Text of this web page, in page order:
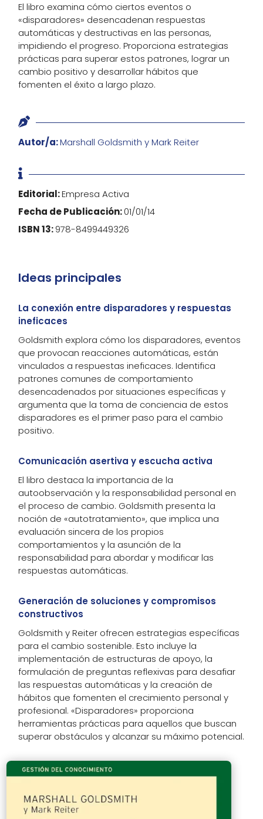
El libro examina cómo ciertos eventos o
«disparadores» desencadenan respuestas
automáticas y destructivas en las personas,
impidiendo el progreso. Proporciona estrategias
prácticas para superar estos patrones, lograr un
cambio positivo y desarrollar hábitos que
fomenten el éxito a largo plazo.

Autor/a:Marshall Goldsmith y Mark Reiter

Editorial:Empresa Activa
Fecha de Publicación:01/01/14
ISBN 13:978-8499449326
Ideas principales
La conexión entre disparadores y respuestas
ineficaces
Goldsmith explora cómo los disparadores, eventos
que provocan reacciones automáticas, están
vinculados a respuestas ineficaces. Identifica
patrones comunes de comportamiento
desencadenados por situaciones específicas y
argumenta que la toma de conciencia de estos
disparadores es el primer paso para el cambio
positivo.
Comunicación asertiva y escucha activa
El libro destaca la importancia de la
autoobservación y la responsabilidad personal en
el proceso de cambio. Goldsmith presenta la
noción de «autotratamiento», que implica una
evaluación sincera de los propios
comportamientos y la asunción de la
responsabilidad para abordar y modificar las
respuestas automáticas.
Generación de soluciones y compromisos
constructivos
Goldsmith y Reiter ofrecen estrategias específicas
para el cambio sostenible. Esto incluye la
implementación de estructuras de apoyo, la
formulación de preguntas reflexivas para desafiar
las respuestas automáticas y la creación de
hábitos que fomenten el crecimiento personal y
profesional. «Disparadores» proporciona
herramientas prácticas para aquellos que buscan
superar obstáculos y alcanzar su máximo potencial.